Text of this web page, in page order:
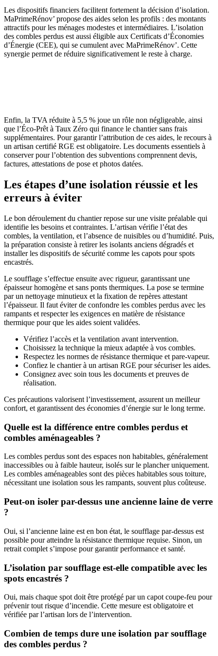
Les dispositifs financiers facilitent fortement la décision d’isolation.
MaPrimeRénov’ propose des aides selon les profils : des montants
attractifs pour les ménages modestes et intermédiaires. L’isolation
des combles perdus est aussi éligible aux Certificats d’Économies
d’Énergie (CEE), qui se cumulent avec MaPrimeRénov’. Cette
synergie permet de réduire significativement le reste à charge.
Enfin, la TVA réduite à 5,5 % joue un rôle non négligeable, ainsi
que l’Éco-Prêt à Taux Zéro qui finance le chantier sans frais
supplémentaires. Pour garantir l’attribution de ces aides, le recours à
un artisan certifié RGE est obligatoire. Les documents essentiels à
conserver pour l’obtention des subventions comprennent devis,
factures, attestations de pose et photos datées.
Les étapes d’une isolation réussie et les
erreurs à éviter
Le bon déroulement du chantier repose sur une visite préalable qui
identifie les besoins et contraintes. L’artisan vérifie l’état des
combles, la ventilation, et l’absence de nuisibles ou d’humidité. Puis,
la préparation consiste à retirer les isolants anciens dégradés et
installer les dispositifs de sécurité comme les capots pour spots
encastrés.
Le soufflage s’effectue ensuite avec rigueur, garantissant une
épaisseur homogène et sans ponts thermiques. La pose se termine
par un nettoyage minutieux et la fixation de repères attestant
l’épaisseur. Il faut éviter de confondre les combles perdus avec les
rampants et respecter les exigences en matière de résistance
thermique pour que les aides soient validées.
Vérifiez l’accès et la ventilation avant intervention.
Choisissez la technique la mieux adaptée à vos combles.
Respectez les normes de résistance thermique et pare-vapeur.
Confiez le chantier à un artisan RGE pour sécuriser les aides.
Consignez avec soin tous les documents et preuves de
réalisation.
Ces précautions valorisent l’investissement, assurent un meilleur
confort, et garantissent des économies d’énergie sur le long terme.
Quelle est la différence entre combles perdus et
combles aménageables ?
Les combles perdus sont des espaces non habitables, généralement
inaccessibles ou à faible hauteur, isolés sur le plancher uniquement.
Les combles aménageables sont des pièces habitables sous toiture,
nécessitant une isolation sous les rampants, souvent plus coûteuse.
Peut-on isoler par-dessus une ancienne laine de verre
?
Oui, si l’ancienne laine est en bon état, le soufflage par-dessus est
possible pour atteindre la résistance thermique requise. Sinon, un
retrait complet s’impose pour garantir performance et santé.
L’isolation par soufflage est-elle compatible avec les
spots encastrés ?
Oui, mais chaque spot doit être protégé par un capot coupe-feu pour
prévenir tout risque d’incendie. Cette mesure est obligatoire et
vérifiée par l’artisan lors de l’intervention.
Combien de temps dure une isolation par soufflage
des combles perdus ?